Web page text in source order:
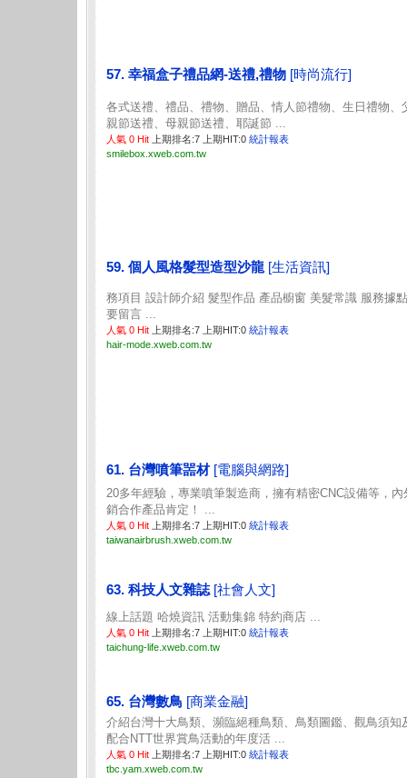
57. 幸福盒子禮品網-送禮,禮物 [時尚流行]
各式送禮、禮品、禮物、贈品、情人節禮物、生日禮物、
親節送禮、母親節送禮、耶誕節 ...
人氣 0 Hit 上期排名:7 上期HIT:0 統計報表
smilebox.xweb.com.tw
59. 個人風格髮型造型沙龍 [生活資訊]
務項目 設計師介紹 髮型作品 產品櫥窗 美髮常識 服務據
要留言 ...
人氣 0 Hit 上期排名:7 上期HIT:0 統計報表
hair-mode.xweb.com.tw
61. 台灣噴筆噐材 [電腦與網路]
20多年經驗，專業噴筆製造商，擁有精密CNC設備等，內
銷合作產品肯定！ ...
人氣 0 Hit 上期排名:7 上期HIT:0 統計報表
taiwanairbrush.xweb.com.tw
63. 科技人文雜誌 [社會人文]
線上話題 哈燒資訊 活動集錦 特約商店 ...
人氣 0 Hit 上期排名:7 上期HIT:0 統計報表
taichung-life.xweb.com.tw
65. 台灣數鳥 [商業金融]
介紹台灣十大鳥類、瀕臨絕種鳥類、鳥類圖鑑、觀鳥須知
配合NTT世界賞鳥活動的年度活 ...
人氣 0 Hit 上期排名:7 上期HIT:0 統計報表
tbc.yam.xweb.com.tw